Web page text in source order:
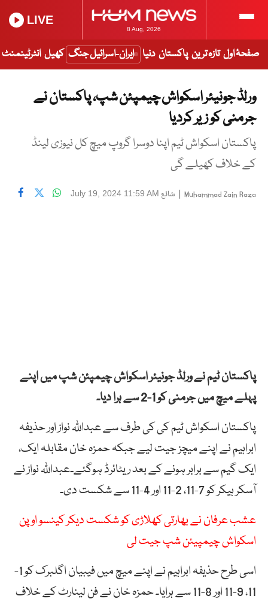
8 Aug, 2026
LIVE
صفحۂ اول تازہ ترین پاکستان دنیا ایران-اسرائیل جنگ کھیل انٹرٹینمنٹ
ورلڈ جونیئر اسکواش چیمپئن شپ، پاکستان نے
جرمنی کو زیر کردیا
پاکستان اسکواش ٹیم اپنا دوسرا گروپ میچ کل نیوزی لینڈ
کے خلاف کھیلے گی
Muhammad Zain Raza
| شائع July 19, 2024 11:59 AM
پاکستان ٹیم نے ورلڈ جونیئر اسکواش چیمپئن شپ میں اپنے
پہلے میچ میں جرمنی کو 1-2 سے ہرا دیا۔
پاکستان اسکواش ٹیم کی کی طرف سے عبداللّٰہ نواز اور حذیفہ
ابراہیم نے اپنے میچز جیت لیے جبکہ حمزہ خان مقابلہ ایک،
ایک گیم سے برابر ہونے کے بعد ریٹائرڈ ہوگئے۔عبداللّٰہ نواز نے
آسکر ہیکر کو 7-11، 2-11 اور 4-11 سے شکست دی۔
عشب عرفان نے بھارتی کھلاڑی کو شکست دیکر کینسو اوپن
اسکواش چیمپیئن شپ جیت لی
اسی طرح حذیفہ ابراہیم نے اپنے میچ میں فیبیان اگلبرک کو 1-
11، 9-11 اور 8-11 سے ہرایا۔ حمزہ خان نے فن لینارٹ کے خلاف